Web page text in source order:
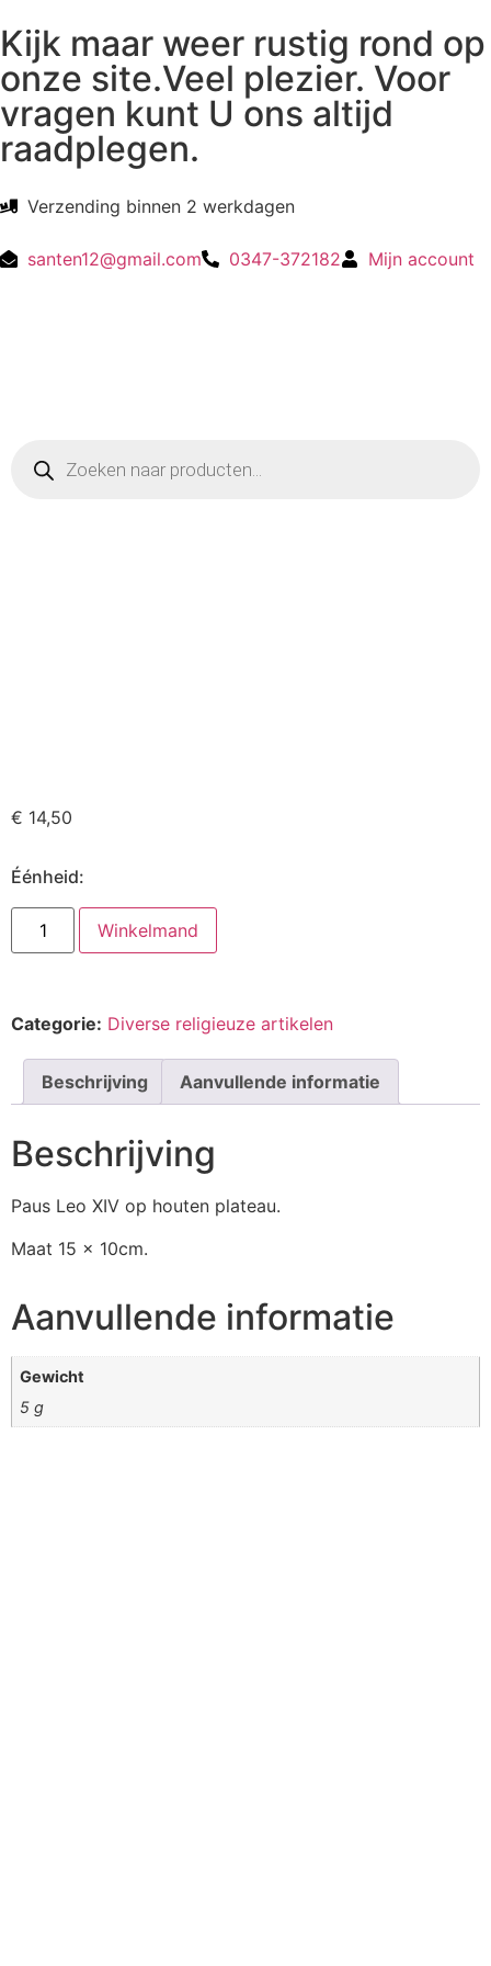
Kijk maar weer rustig rond op
onze site.Veel plezier. Voor
vragen kunt U ons altijd
raadplegen.
Verzending binnen 2 werkdagen
santen12@gmail.com 0347-372182 Mijn account
€ 14,50
Éénheid:
Winkelmand
Categorie: Diverse religieuze artikelen
Beschrijving Aanvullende informatie
Beschrijving
Paus Leo XIV op houten plateau.
Maat 15 x 10cm.
Aanvullende informatie
Gewicht
5 g